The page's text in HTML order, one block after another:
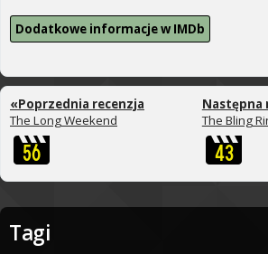
Dodatkowe informacje w IMDb
«Poprzednia recenzja
The Long Weekend
Następna
The Bling
Tagi